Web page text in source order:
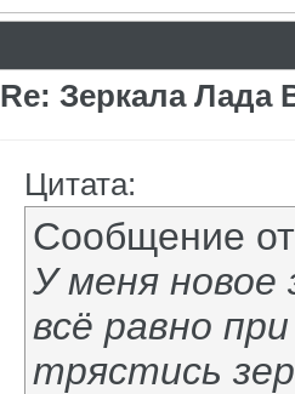
Re: Зеркала Лада
Цитата:
Сообщение
У меня новое
всё равно
трястись